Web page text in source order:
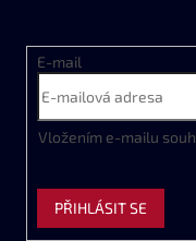
E-mail
Vložením e-mailu
PŘIHLÁSIT SE